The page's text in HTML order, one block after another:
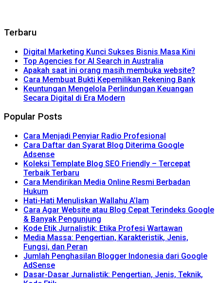
Terbaru
Digital Marketing Kunci Sukses Bisnis Masa Kini
Top Agencies for AI Search in Australia
Apakah saat ini orang masih membuka website?
Cara Membuat Bukti Kepemilikan Rekening Bank
Keuntungan Mengelola Perlindungan Keuangan
Secara Digital di Era Modern
Popular Posts
Cara Menjadi Penyiar Radio Profesional
Cara Daftar dan Syarat Blog Diterima Google
Adsense
Koleksi Template Blog SEO Friendly – Tercepat
Terbaik Terbaru
Cara Mendirikan Media Online Resmi Berbadan
Hukum
Hati-Hati Menuliskan Wallahu A’lam
Cara Agar Website atau Blog Cepat Terindeks Google
& Banyak Pengunjung
Kode Etik Jurnalistik: Etika Profesi Wartawan
Media Massa: Pengertian, Karakteristik, Jenis,
Fungsi, dan Peran
Jumlah Penghasilan Blogger Indonesia dari Google
AdSense
Dasar-Dasar Jurnalistik: Pengertian, Jenis, Teknik,